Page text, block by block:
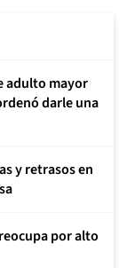
adulto mayor
darle una
y retrasos en
por alto